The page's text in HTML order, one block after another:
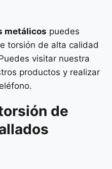
metálicos puedes
torsión de alta calidad
visitar nuestra
productos y realizar
de